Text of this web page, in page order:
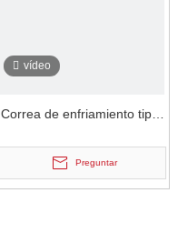
vídeo
Correa de enfriamiento tipo
acero de alta velocidad
Preguntar